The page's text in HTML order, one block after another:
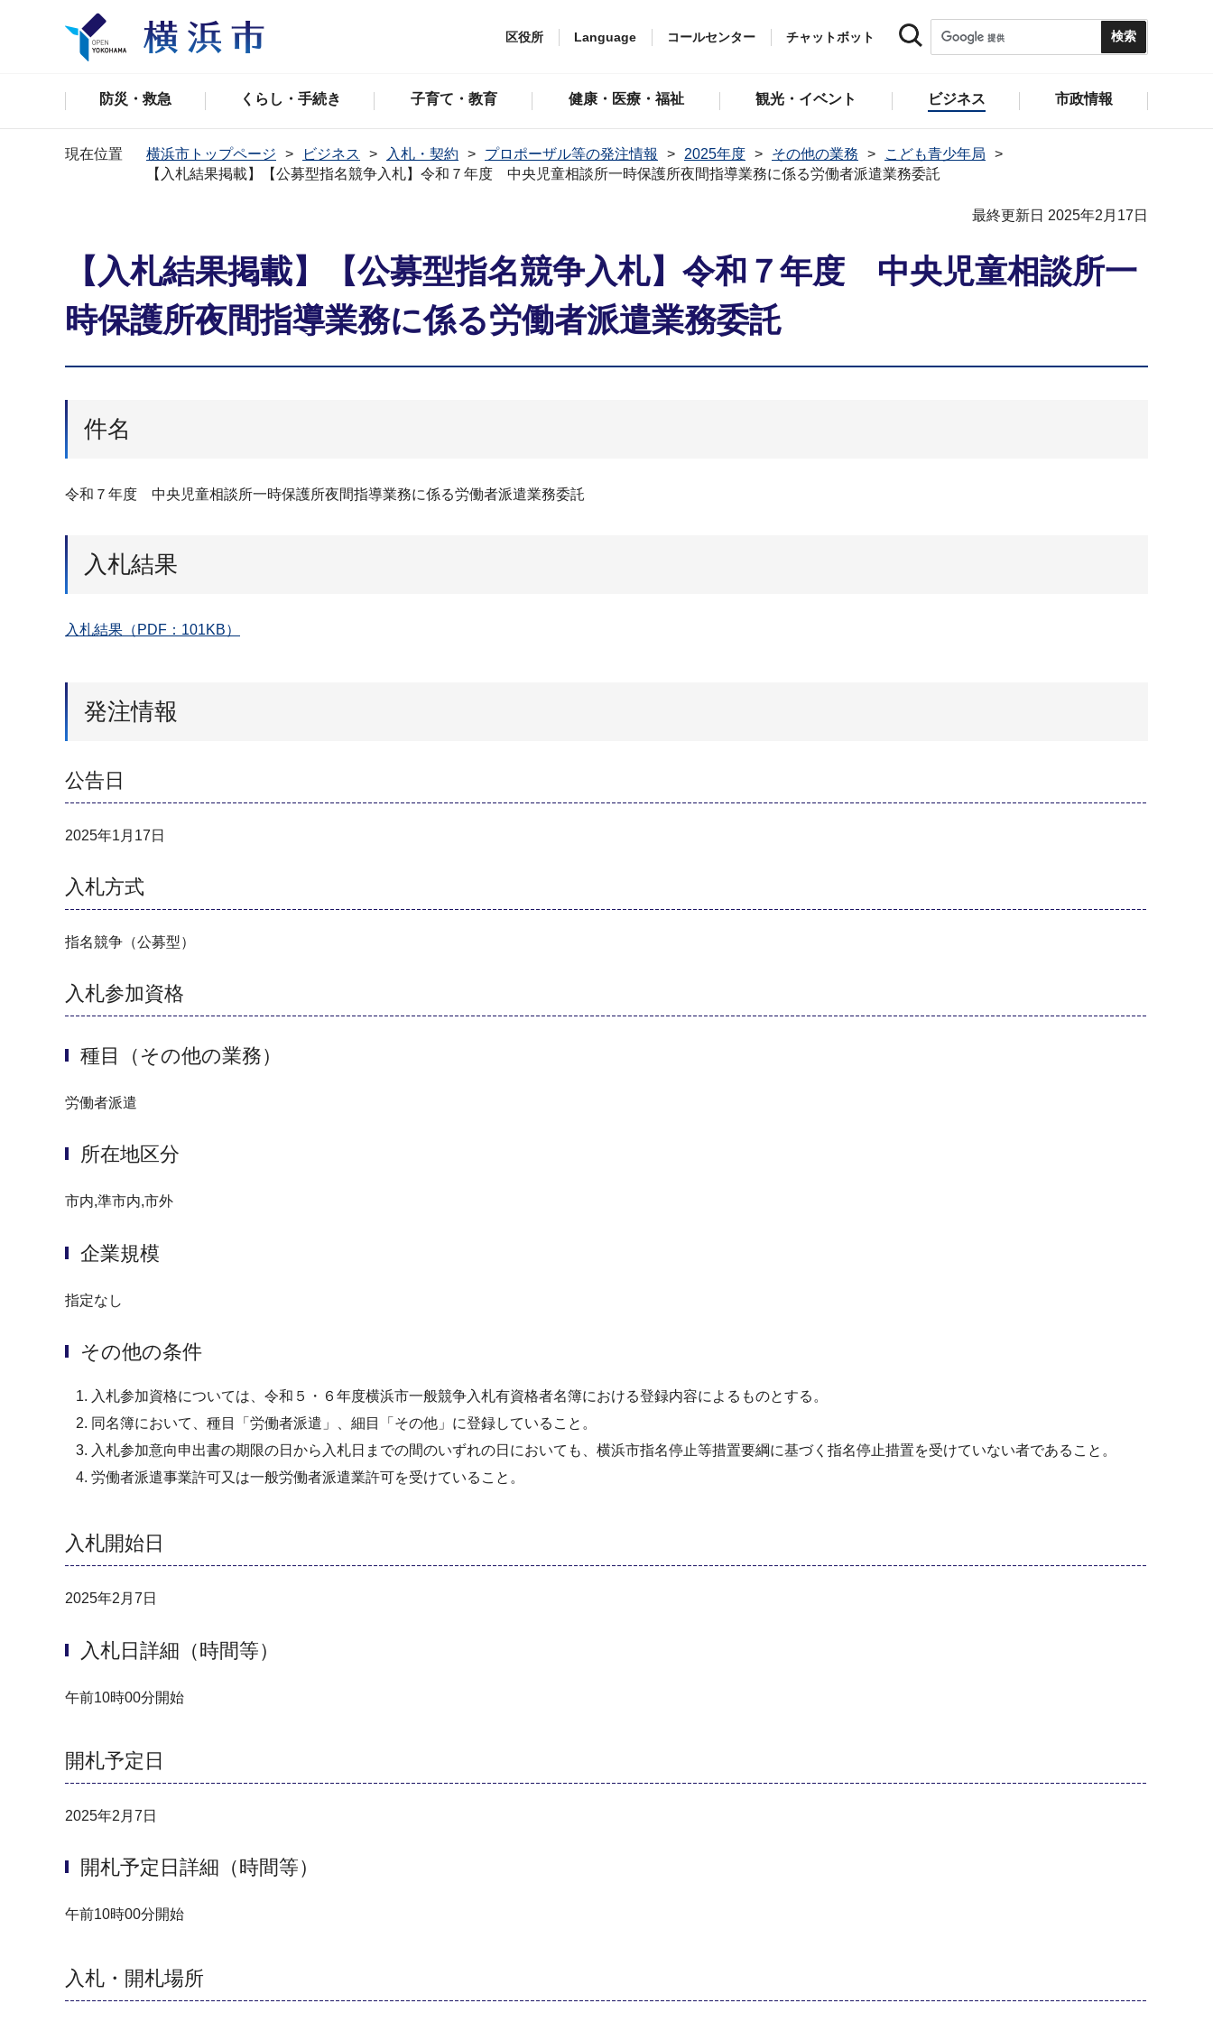
区役所 Language コールセンター チャットボット
防災・救急 くらし・手続き 子育て・教育 健康・医療・福祉 観光・イベント ビジネス 市政情報
現在位置 横浜市トップページ ビジネス 入札・契約 プロポーザル等の発注情報 2025年度 その他の業務
こども青少年局
【入札結果掲載】【公募型指名競争入札】令和７年度 中央児童相談所一時保護所夜間指導業務に係る労働者派遣業務委託
最終更新日 2025年2月17日
【入札結果掲載】【公募型指名競争入札】令和７年度 中央児童相談所一
時保護所夜間指導業務に係る労働者派遣業務委託
件名
令和７年度 中央児童相談所一時保護所夜間指導業務に係る労働者派遣業務委託
入札結果
入札結果（PDF：101KB）
発注情報
公告日
2025年1月17日
入札方式
指名競争（公募型）
入札参加資格
種目（その他の業務）
労働者派遣
所在地区分
市内,準市内,市外
企業規模
指定なし
その他の条件
入札参加資格については、令和５・６年度横浜市一般競争入札有資格者名簿における登録内容によるものとする。
同名簿において、種目「労働者派遣」、細目「その他」に登録していること。
入札参加意向申出書の期限の日から入札日までの間のいずれの日においても、横浜市指名停止等措置要綱に基づく指名停止措置を受けていない者であること。
労働者派遣事業許可又は一般労働者派遣業許可を受けていること。
入札開始日
2025年2月7日
入札日詳細（時間等）
午前10時00分開始
開札予定日
2025年2月7日
開札予定日詳細（時間等）
午前10時00分開始
入札・開札場所